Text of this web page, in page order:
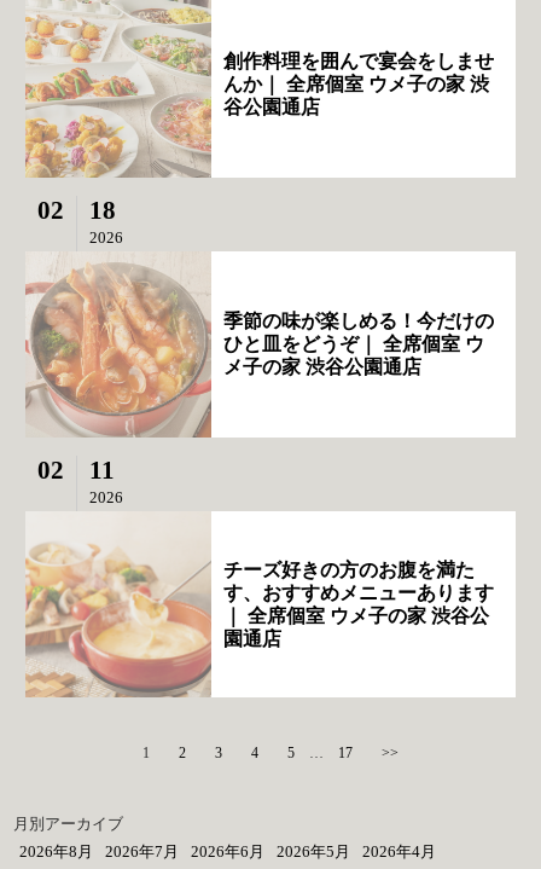
創作料理を囲んで宴会をしませ
んか｜ 全席個室 ウメ子の家 渋
谷公園通店
02 18
2026
季節の味が楽しめる！今だけの
ひと皿をどうぞ｜ 全席個室 ウ
メ子の家 渋谷公園通店
02 11
2026
チーズ好きの方のお腹を満た
す、おすすめメニューあります
｜ 全席個室 ウメ子の家 渋谷公
園通店
1 2 3 4 5 … 17 >>
月別アーカイブ
2026年8月
2026年7月 2026年6月 2026年5月
2026年4月